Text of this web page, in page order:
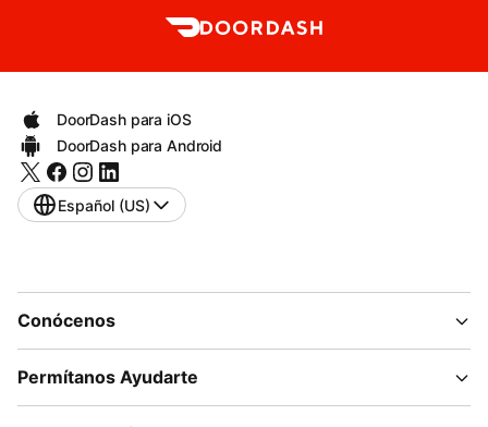
DoorDash para iOS
DoorDash para Android
Español (US)
Conócenos
Permítanos Ayudarte